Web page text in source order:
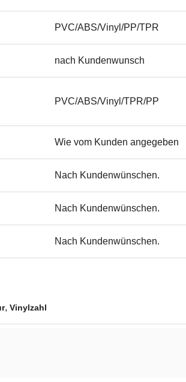
PVC/ABS/Vinyl/PP/TPR
nach Kundenwunsch
PVC/ABS/Vinyl/TPR/PP
Wie vom Kunden angegeben
Nach Kundenwünschen.
Nach Kundenwünschen.
Nach Kundenwünschen.
, Vinylzahl